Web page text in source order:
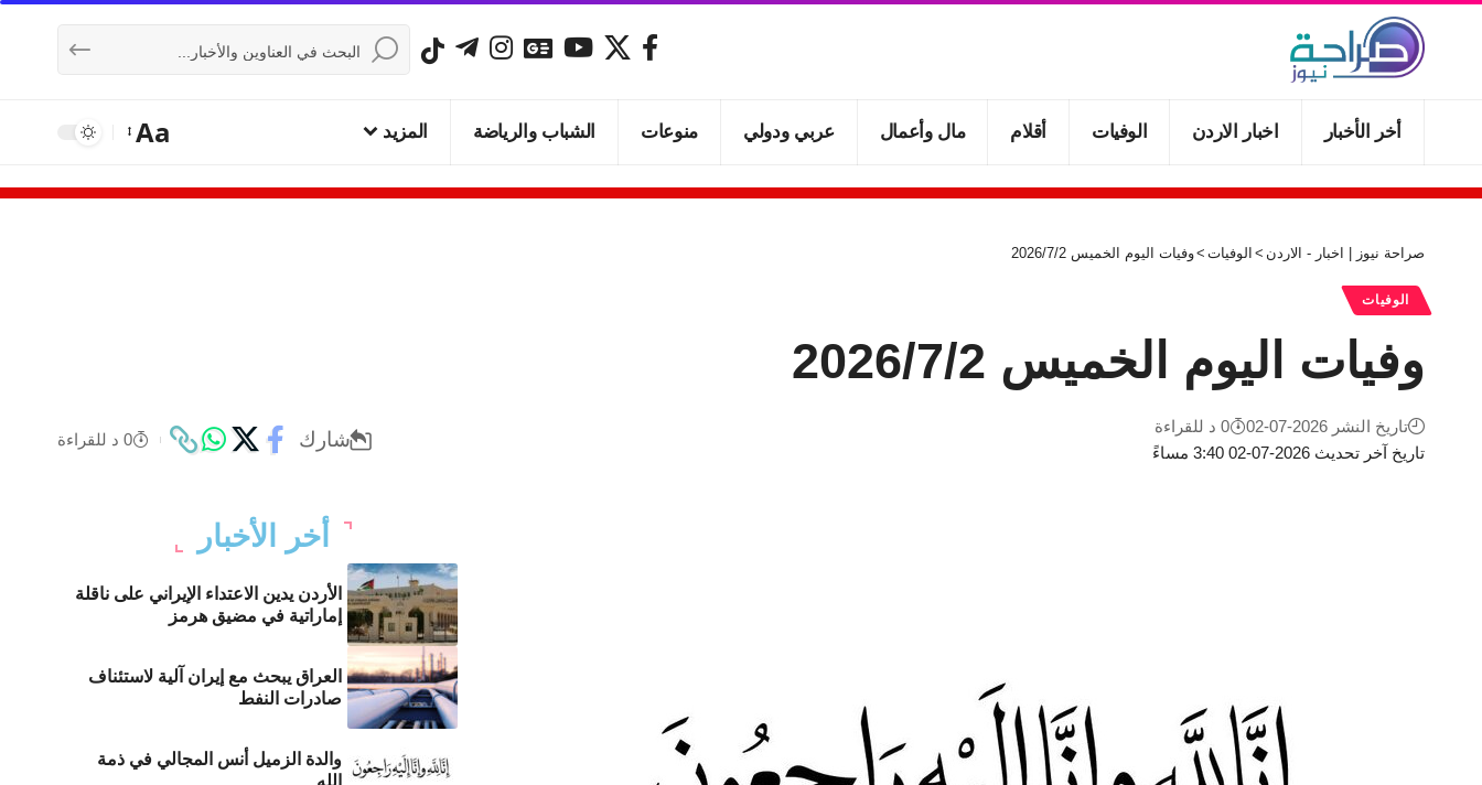
أخر الأخبار اخبار الاردن الوفيات أقلام مال وأعمال عربي ودولي منوعات الشباب والرياضة المزيد Aa
صراحة نيوز | اخبار - الاردن > الوفيات >وفيات اليوم الخميس 2026/7/2
الوفيات
وفيات اليوم الخميس 2026/7/2
تاريخ آخر تحديث 2026-07-02 3:40 مساءً
تاريخ النشر 2026-07-02 0 د للقراءة
شارك 0 د للقراءة
أخر الأخبار
الأردن يدين الاعتداء الإيراني على ناقلة
إماراتية في مضيق هرمز
العراق يبحث مع إيران آلية لاستئناف
صادرات النفط
والدة الزميل أنس المجالي في ذمة
الله